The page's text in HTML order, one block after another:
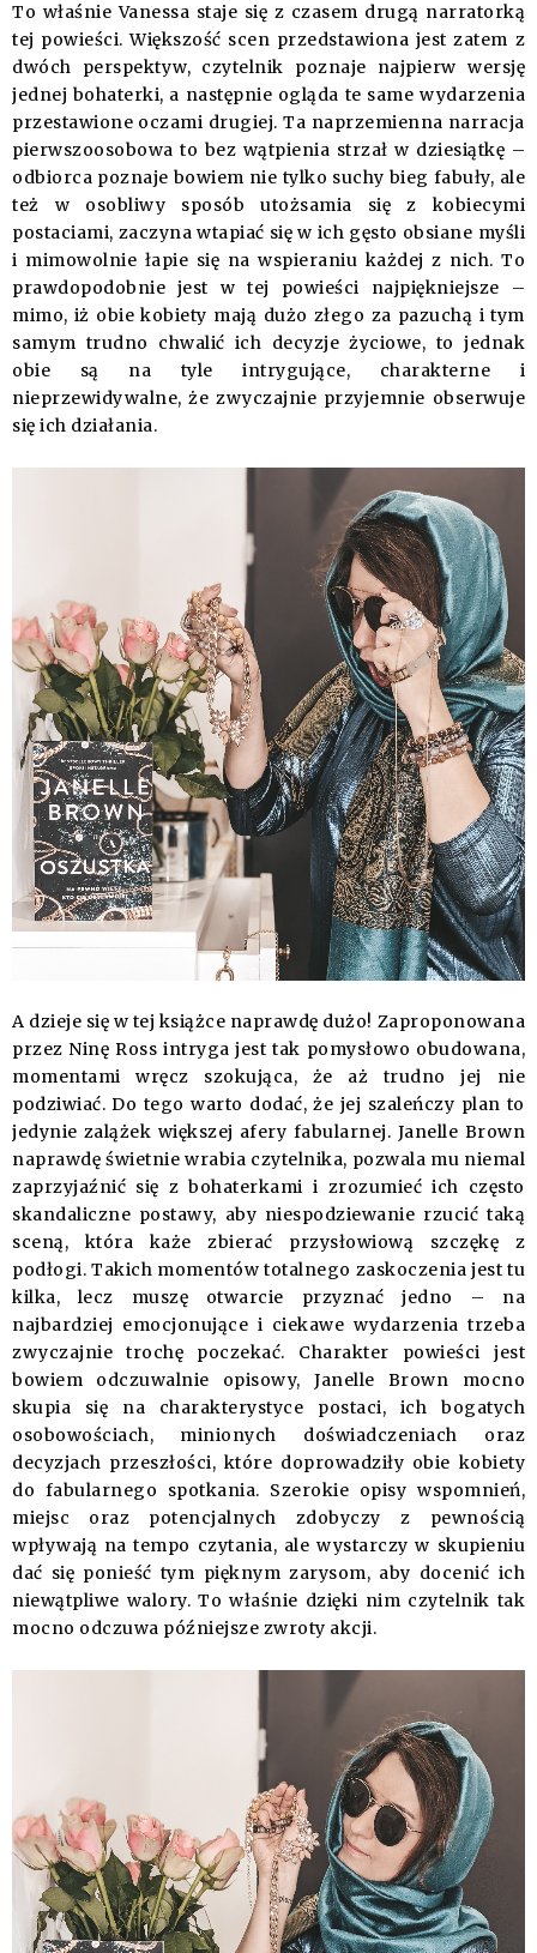
To właśnie Vanessa staje się z czasem drugą narratorką
tej powieści. Większość scen przedstawiona jest zatem z
dwóch perspektyw, czytelnik poznaje najpierw wersję
jednej bohaterki, a następnie ogląda te same wydarzenia
przestawione oczami drugiej. Ta naprzemienna narracja
pierwszoosobowa to bez wątpienia strzał w dziesiątkę –
odbiorca poznaje bowiem nie tylko suchy bieg fabuły, ale
też w osobliwy sposób utożsamia się z kobiecymi
postaciami, zaczyna wtapiać się w ich gęsto obsiane myśli
i mimowolnie łapie się na wspieraniu każdej z nich. To
prawdopodobnie jest w tej powieści najpiękniejsze –
mimo, iż obie kobiety mają dużo złego za pazuchą i tym
samym trudno chwalić ich decyzje życiowe, to jednak
obie są na tyle intrygujące, charakterne i
nieprzewidywalne, że zwyczajnie przyjemnie obserwuje
się ich działania.
A dzieje się w tej książce naprawdę dużo! Zaproponowana
przez Ninę Ross intryga jest tak pomysłowo obudowana,
momentami wręcz szokująca, że aż trudno jej nie
podziwiać. Do tego warto dodać, że jej szaleńczy plan to
jedynie zalążek większej afery fabularnej. Janelle Brown
naprawdę świetnie wrabia czytelnika, pozwala mu niemal
zaprzyjaźnić się z bohaterkami i zrozumieć ich często
skandaliczne postawy, aby niespodziewanie rzucić taką
sceną, która każe zbierać przysłowiową szczękę z
podłogi. Takich momentów totalnego zaskoczenia jest tu
kilka, lecz muszę otwarcie przyznać jedno – na
najbardziej emocjonujące i ciekawe wydarzenia trzeba
zwyczajnie trochę poczekać. Charakter powieści jest
bowiem odczuwalnie opisowy, Janelle Brown mocno
skupia się na charakterystyce postaci, ich bogatych
osobowościach, minionych doświadczeniach oraz
decyzjach przeszłości, które doprowadziły obie kobiety
do fabularnego spotkania. Szerokie opisy wspomnień,
miejsc oraz potencjalnych zdobyczy z pewnością
wpływają na tempo czytania, ale wystarczy w skupieniu
dać się ponieść tym pięknym zarysom, aby docenić ich
niewątpliwe walory. To właśnie dzięki nim czytelnik tak
mocno odczuwa późniejsze zwroty akcji.